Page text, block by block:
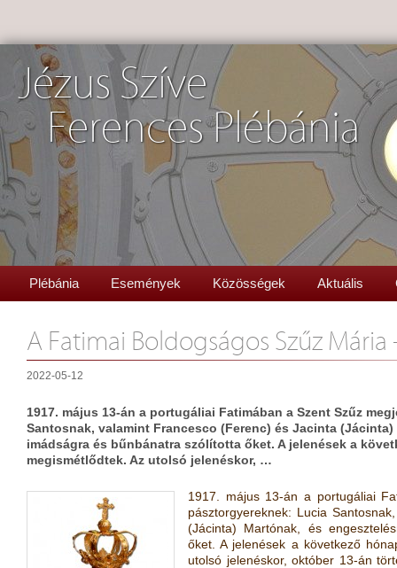
Jézus Szíve
Ferences Plébánia
Plébánia Események Közösségek Aktuális
A Fatimai Boldogságos Szűz
2022-05-12
1917. május 13-án a portugáliai Fatimában a Szent Szűz
Santosnak, valamint Francesco (Ferenc) és Jacinta
imádságra és bűnbánatra szólította őket. A jelenések a
megismétlődtek. Az utolsó jelenéskor, …
1917. május 13-án a portugáliai
pásztorgyereknek: Lucia
(Jácinta) Martónak, és
őket. A jelenések a következő
utolsó jelenéskor, október 13-án